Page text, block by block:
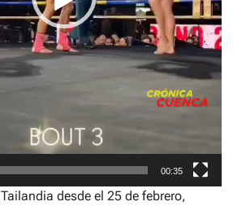
00:35
desde el 25 de febrero,